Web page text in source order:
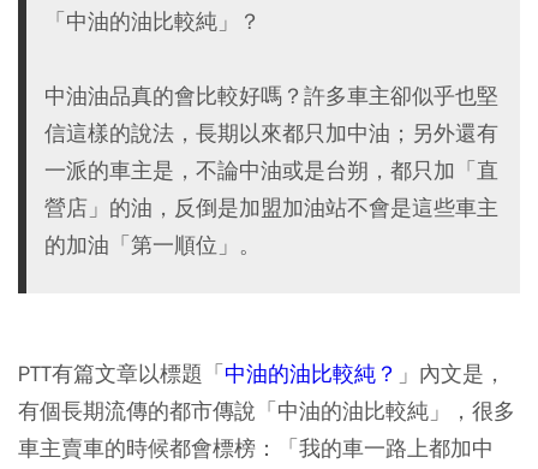
「中油的油比較純」？
中油油品真的會比較好嗎？許多車主卻似乎也堅
信這樣的說法，長期以來都只加中油；另外還有
一派的車主是，不論中油或是台朔，都只加「直
營店」的油，反倒是加盟加油站不會是這些車主
的加油「第一順位」。
PTT有篇文章以標題「中油的油比較純？ 」內文是，
有個長期流傳的都市傳說「中油的油比較純」，很多
車主賣車的時候都會標榜：「我的車一路上都加中